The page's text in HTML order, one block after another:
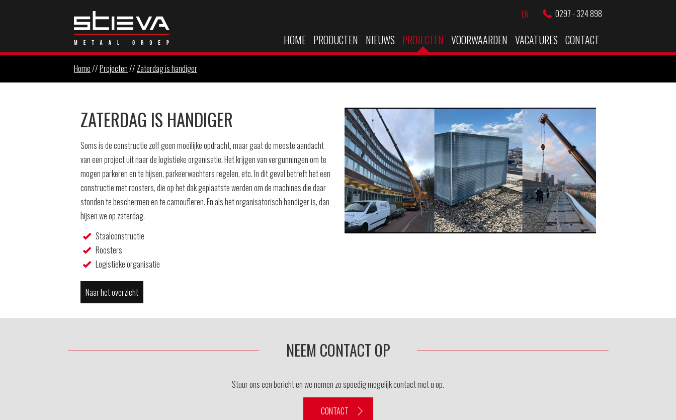
EN 0297 - 324 898
HOME PRODUCTEN NIEUWS PROJECTEN VOORWAARDEN VACATURES CONTACT
Home//Projecten// Zaterdag is handiger
ZATERDAG IS HANDIGER
Soms is de constructie zelf geen moeilijke opdracht, maar gaat de meeste aandacht
van een project uit naar de logistieke organisatie. Het krijgen van vergunningen om te
mogen parkeren en te hijsen, parkeerwachters regelen, etc. In dit geval betreft het een
constructie met roosters, die op het dak geplaatste werden om de machines die daar
stonden te beschermen en te camoufleren. En als het organisatorisch handiger is, dan
hijsen we op zaterdag.
Staalconstructie
Roosters
Logistieke organisatie
Naar het overzicht
NEEM CONTACT OP
Stuur ons een bericht en we nemen zo spoedig mogelijk contact met u op.
CONTACT